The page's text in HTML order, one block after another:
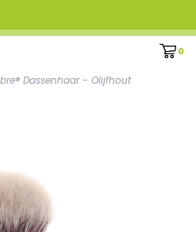
0
Dassenhaar - Olijfhout